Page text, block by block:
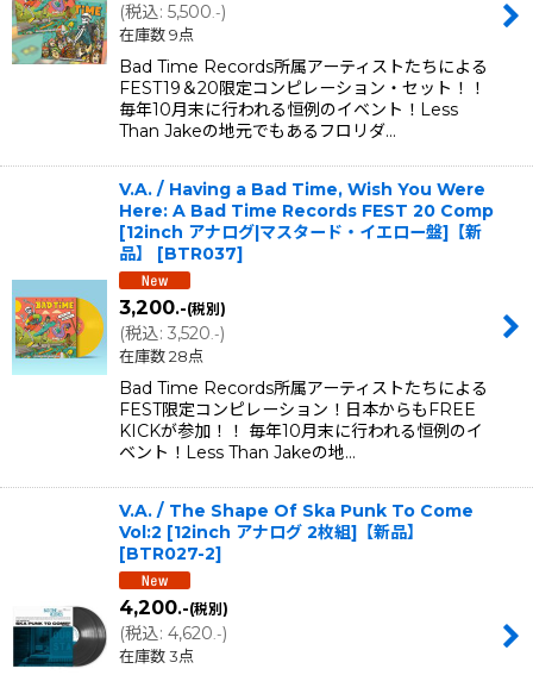
(税込: 5,500.-)
在庫数 9点
Bad Time Records所属アーティストたちによる
FEST19＆20限定コンピレーション・セット！！
毎年10月末に行われる恒例のイベント！Less
Than Jakeの地元でもあるフロリダ…
V.A. / Having a Bad Time, Wish You Were
Here: A Bad Time Records FEST 20 Comp
[12inch アナログ|マスタード・イエロー盤]【新
品】
[BTR037]
3,200.-(税別)
(税込: 3,520.-)
在庫数 28点
Bad Time Records所属アーティストたちによる
FEST限定コンピレーション！日本からもFREE
KICKが参加！！ 毎年10月末に行われる恒例のイ
ベント！Less Than Jakeの地…
V.A. / The Shape Of Ska Punk To Come
Vol:2 [12inch アナログ 2枚組]【新品】
[BTR027-2]
4,200.-(税別)
(税込: 4,620 .-)
在庫数 3点